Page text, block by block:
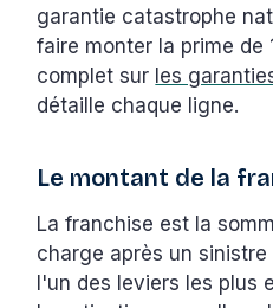
garantie catastrophe
faire monter la prime de
complet sur les
détaille chaque ligne.
Le montant de la
La franchise est la
charge après un
l'un des leviers les plus